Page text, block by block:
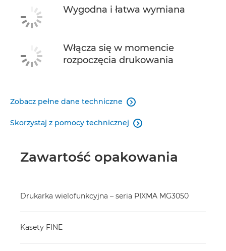
Wygodna i łatwa wymiana
Włącza się w momencie
rozpoczęcia drukowania
Zobacz pełne dane techniczne 
Skorzystaj z pomocy technicznej 
Zawartość opakowania
Drukarka wielofunkcyjna – seria PIXMA MG3050
Kasety FINE